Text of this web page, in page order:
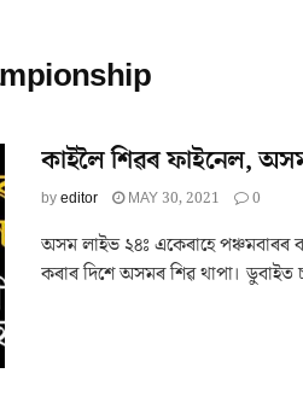
কাইলৈ শিৱৰ ফাইনেল,
byeditor MAY 30, 2021 0
অসম লাইভ ২৪ঃ একেৰাহে পঞ্চমবাৰৰ
কৰাৰ দিশে অসমৰ শিৱ থাপা। ডুবাইত